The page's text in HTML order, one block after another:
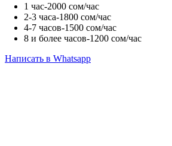
1 час-2000 сом/час
2-3 часа-1800 сом/час
4-7 часов-1500 сом/час
8 и более часов-1200 сом/час
Написать в Whatsapp